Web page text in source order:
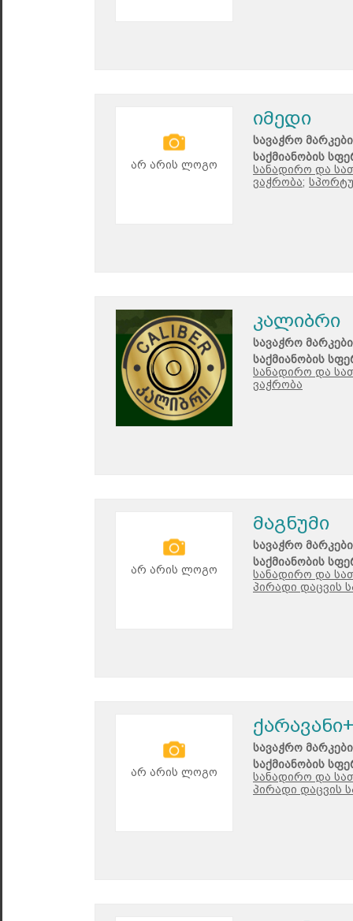
არ არის ლოგო
იმედი
სავაჭრო
საქმიანობის
სანადირო და
ვაჭრობა;
კალიბრი
სავაჭრო
საქმიანობის
სანადირო და
ვაჭრობა
არ არის ლოგო
მაგნუმი
სავაჭრო
საქმიანობის
სანადირო და
პირადი დაცვის
არ არის ლოგო
ქარავანი+
სავაჭრო
საქმიანობის
სანადირო და
პირადი დაცვის